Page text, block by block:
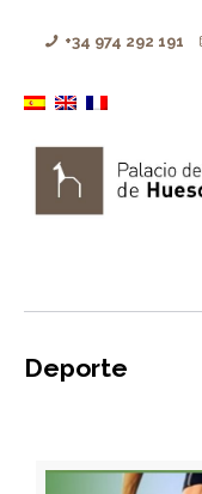
+34 974 292 191
Deporte